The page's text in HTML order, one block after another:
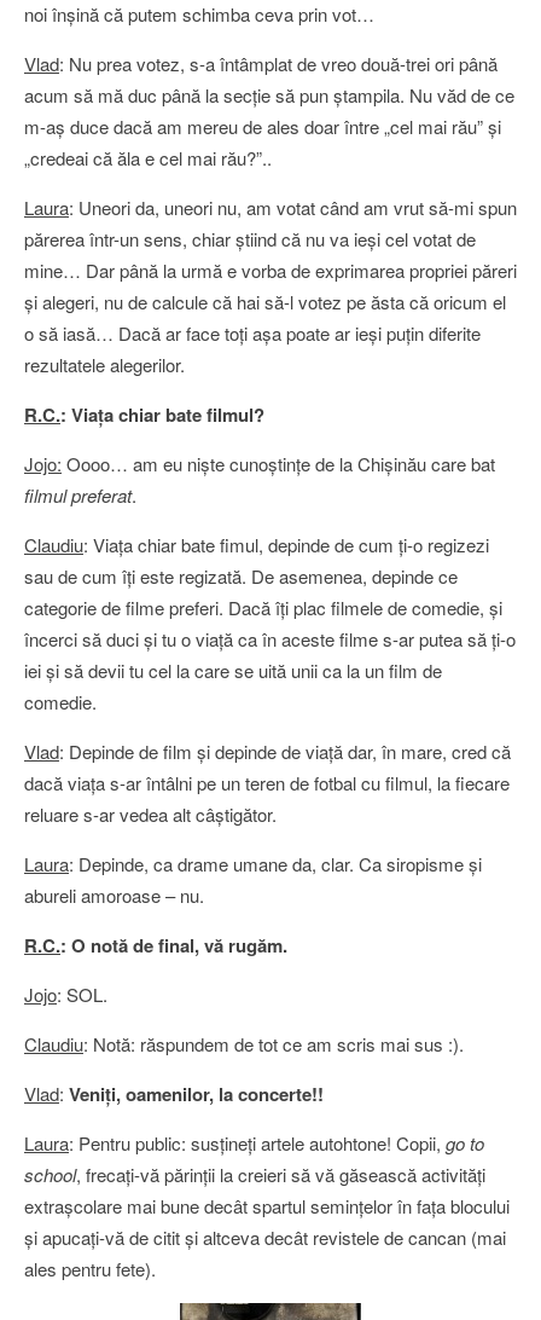
noi înşină că putem schimba ceva prin vot…
Vlad: Nu prea votez, s-a întâmplat de vreo două-trei ori până
acum să mă duc până la secţie să pun ştampila. Nu văd de ce
m-aş duce dacă am mereu de ales doar între „cel mai rău” şi
„credeai că ăla e cel mai rău?”..
Laura: Uneori da, uneori nu, am votat când am vrut să-mi spun
părerea într-un sens, chiar ştiind că nu va ieşi cel votat de
mine… Dar până la urmă e vorba de exprimarea propriei păreri
şi alegeri, nu de calcule că hai să-l votez pe ăsta că oricum el
o să iasă… Dacă ar face toţi aşa poate ar ieşi puţin diferite
rezultatele alegerilor.
R.C.: Viaţa chiar bate filmul?
Jojo: Oooo… am eu nişte cunoştinţe de la Chişinău care bat
filmul preferat.
Claudiu: Viaţa chiar bate fimul, depinde de cum ţi-o regizezi
sau de cum îţi este regizată. De asemenea, depinde ce
categorie de filme preferi. Dacă îţi plac filmele de comedie, şi
încerci să duci şi tu o viaţă ca în aceste filme s-ar putea să ţi-o
iei şi să devii tu cel la care se uită unii ca la un film de
comedie.
Vlad: Depinde de film şi depinde de viaţă dar, în mare, cred că
dacă viaţa s-ar întâlni pe un teren de fotbal cu filmul, la fiecare
reluare s-ar vedea alt câştigător.
Laura: Depinde, ca drame umane da, clar. Ca siropisme şi
abureli amoroase – nu.
R.C.: O notă de final, vă rugăm.
Jojo: SOL.
Claudiu: Notă: răspundem de tot ce am scris mai sus :).
Vlad: Veniţi, oamenilor, la concerte!!
Laura: Pentru public: susţineţi artele autohtone! Copii, go to
school, frecaţi-vă părinţii la creieri să vă găsească activităţi
extraşcolare mai bune decât spartul seminţelor în faţa blocului
şi apucaţi-vă de citit şi altceva decât revistele de cancan (mai
ales pentru fete).